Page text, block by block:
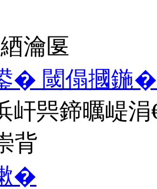
瀹匽
� 閾傝摑鍦
屽巺鍗曞崼
背
�